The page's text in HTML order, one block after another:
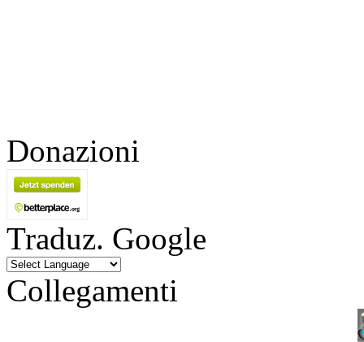
Donazioni
Traduz. Google
Collegamenti